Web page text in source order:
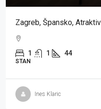
Zagreb, Špansko,
1 1 44
STAN
Ines Klaric